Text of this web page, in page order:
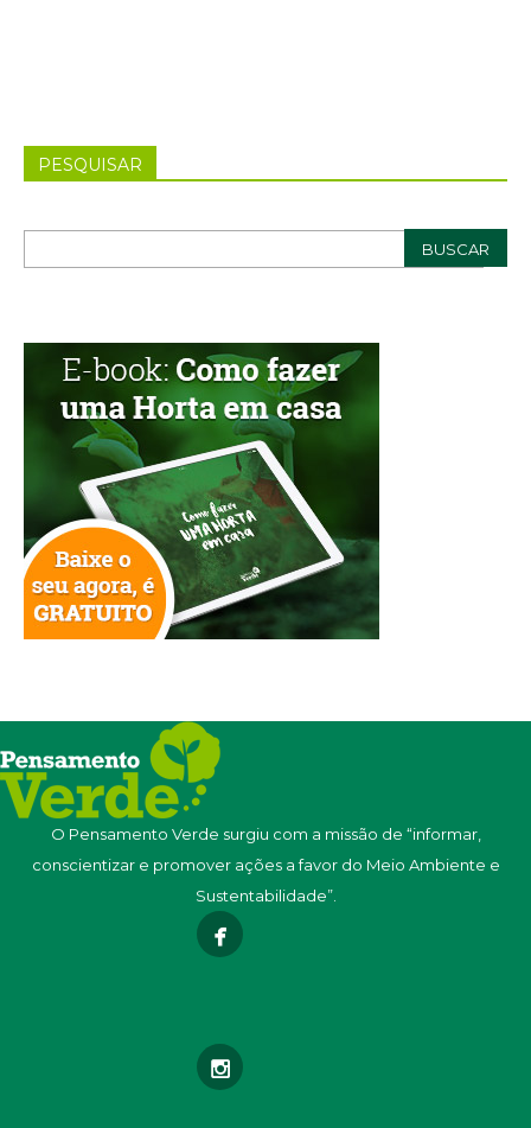
PESQUISAR
O Pensamento Verde surgiu com a missão de “informar,
conscientizar e promover ações a favor do Meio Ambiente e
Sustentabilidade”.